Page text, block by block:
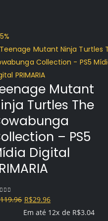
Mutant
Turtles The
– PS5
Digital
of 5
119.96 O
preço
R$29.96O
preço
Em até 12x de R$3.04